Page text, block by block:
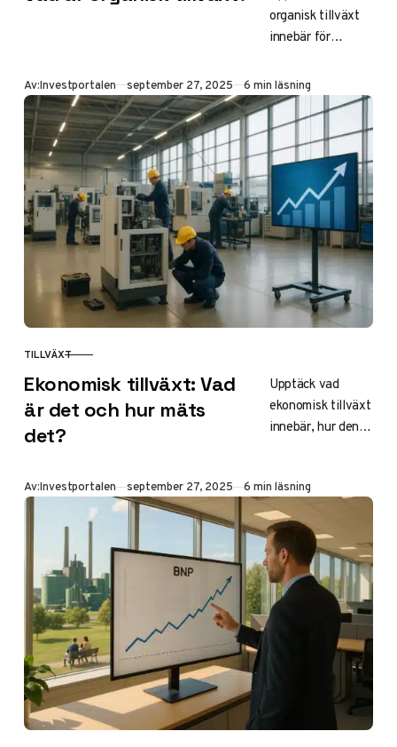
organisk tillväxt
innebär för
investerare i
Sverige. Lär dig
definition,
fördelar,
beräkning och
strategier för
hållbar expansion
genom interna
resurser som ökad
försäljning och
innovation.
Av:Investportalen Publicerad
september 27, 2025 6 min läsning
KATEGORI
TILLVÄXT
Ekonomisk tillväxt: Vad
är det och hur mäts
det?
Upptäck vad
ekonomisk tillväxt
innebär, hur den
viktig för
samhället. Lär dig
om fördelar,
nackdelar,
hållbarhet och
prognoser för
Sverige 2025.
nybörjare och
Av:Investportalen Publicerad
september 27, 2025 6 min läsning